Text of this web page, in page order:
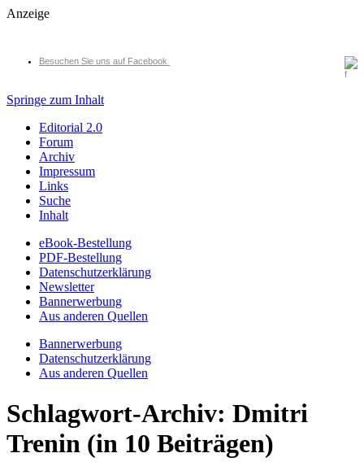
Anzeige
Besuchen Sie uns auf Facebook
Springe zum Inhalt
Editorial 2.0
Forum
Archiv
Impressum
Links
Suche
Inhalt
eBook-Bestellung
PDF-Bestellung
Datenschutzerklärung
Newsletter
Bannerwerbung
Aus anderen Quellen
Bannerwerbung
Datenschutzerklärung
Aus anderen Quellen
Schlagwort-Archiv: Dmitri
Trenin (in 10 Beiträgen)